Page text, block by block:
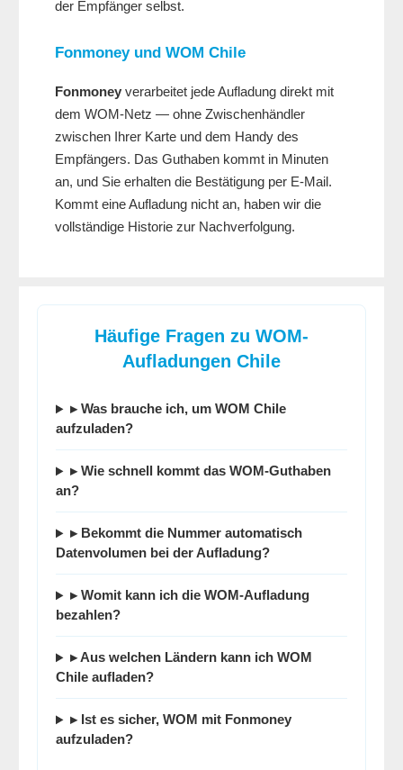
der Empfänger selbst.
Fonmoneyund WOM Chile
Fonmoney verarbeitet jede Aufladung direkt mit
dem WOM-Netz — ohne Zwischenhändler
zwischen Ihrer Karte und dem Handy des
Empfängers. Das Guthaben kommt in Minuten
an, und Sie erhalten die Bestätigung per E-Mail.
Kommt eine Aufladung nicht an, haben wir die
vollständige Historie zur Nachverfolgung.
Häufige Fragen zu WOM-
Aufladungen Chile
▸ Was brauche ich, um WOM Chile
aufzuladen?
▸ Wie schnell kommt das WOM-Guthaben
an?
▸ Bekommt die Nummer automatisch
Datenvolumen bei der Aufladung?
▸ Womit kann ich die WOM-Aufladung
bezahlen?
▸ Aus welchen Ländern kann ich WOM
Chile aufladen?
▸ Ist es sicher, WOM mit Fonmoney
aufzuladen?